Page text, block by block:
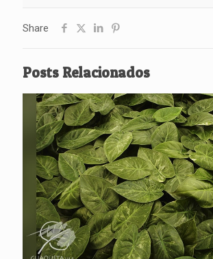
Share
Posts Relacionados